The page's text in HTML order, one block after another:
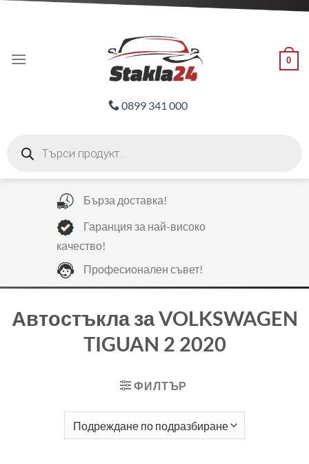
0
0899 341 000
search
Бърза доставка!
Гаранция за най-високо
качество!
Професионален съвет!
Автостъкла за VOLKSWAGEN
TIGUAN 2 2020
ФИЛТЪР